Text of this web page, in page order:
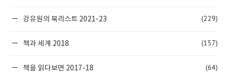
강유원의 북리스트 2021-23 (229)
책과 세계 2018 (157)
책을 읽다보면 2017-18 (64)